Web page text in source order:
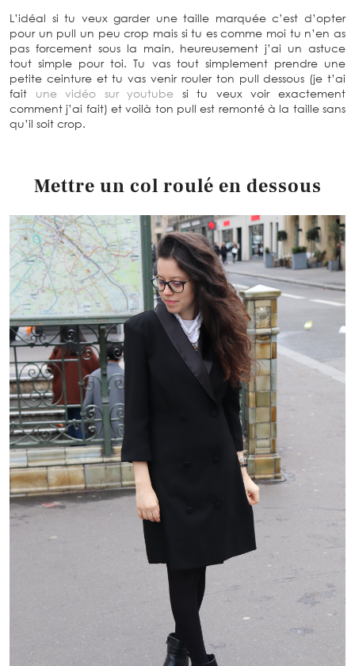
L’idéal si tu veux garder une taille marquée c’est d’opter
pour un pull un peu crop mais si tu es comme moi tu n’en as
pas forcement sous la main, heureusement j’ai un astuce
tout simple pour toi. Tu vas tout simplement prendre une
petite ceinture et tu vas venir rouler ton pull dessous (je t’ai
fait une vidéo sur youtube si tu veux voir exactement
comment j’ai fait) et voilà ton pull est remonté à la taille sans
qu’il soit crop.
Mettre un col roulé en dessous